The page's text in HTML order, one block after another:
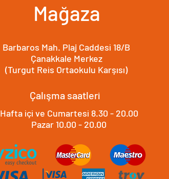
Mağaza
Barbaros Mah. Plaj Caddesi 18/B
Çanakkale Merkez
(Turgut Reis Ortaokulu Karşısı)
Çalışma saatleri
Hafta içi ve Cumartesi 8.30 - 20.00
​​Pazar 10.00 - 20.00